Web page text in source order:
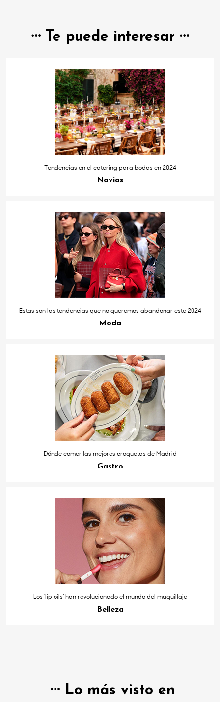
Te puede interesar
Tendencias en el catering para bodas en 2024
Novias
Estas son las tendencias que no queremos abandonar este 2024
Moda
Dónde comer las mejores croquetas de Madrid
Gastro
Los ‘lip oils’ han revolucionado el mundo del maquillaje
Belleza
Lo más visto en